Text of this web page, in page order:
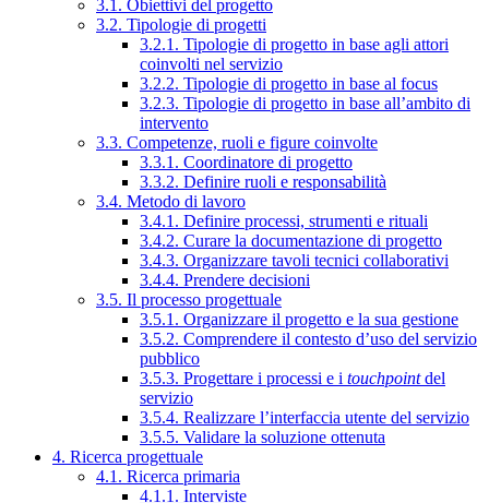
3.1. Obiettivi del progetto
3.2. Tipologie di progetti
3.2.1. Tipologie di progetto in base agli attori
coinvolti nel servizio
3.2.2. Tipologie di progetto in base al focus
3.2.3. Tipologie di progetto in base all’ambito di
intervento
3.3. Competenze, ruoli e figure coinvolte
3.3.1. Coordinatore di progetto
3.3.2. Definire ruoli e responsabilità
3.4. Metodo di lavoro
3.4.1. Definire processi, strumenti e rituali
3.4.2. Curare la documentazione di progetto
3.4.3. Organizzare tavoli tecnici collaborativi
3.4.4. Prendere decisioni
3.5. Il processo progettuale
3.5.1. Organizzare il progetto e la sua gestione
3.5.2. Comprendere il contesto d’uso del servizio
pubblico
3.5.3. Progettare i processi e i touchpointdel
servizio
3.5.4. Realizzare l’interfaccia utente del servizio
3.5.5. Validare la soluzione ottenuta
4. Ricerca progettuale
4.1. Ricerca primaria
4.1.1. Interviste